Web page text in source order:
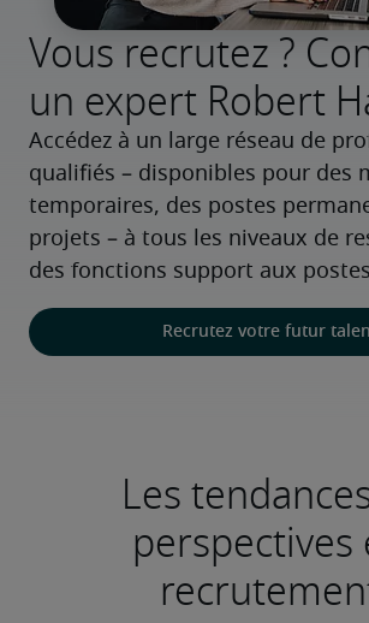
Vous recrutez ?
un expert Robert
Accédez à un large réseau de
qualifiés – disponibles pour des
temporaires, des postes
projets – à tous les niveaux de
des fonctions support aux
Recrutez votre futur
Les
perspectives